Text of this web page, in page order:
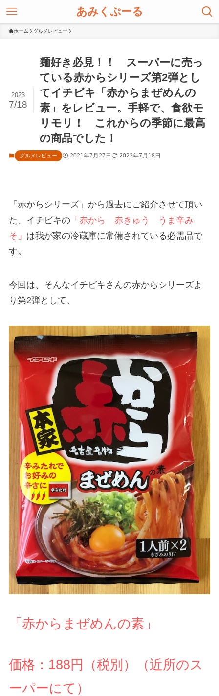
あみくぷーる
ホーム グルメレビュー
麺好き必見！！ スーパーに売っ
ている赤からシリーズ第2弾とし
てイチビキ「赤からまぜめんの
素」をレビュー。手軽で、食欲モ
リモリ！ これからの季節に最高
の商品でした！
2023
7/18
グルメレビュー 2021年7月27日 2023年7月18日
「赤からシリーズ」から過去にご紹介させて頂い
た、イチビキの「赤から 赤きゅう うま辛み
そ」 は我が家の冷蔵庫に常備されている必需品で
す。
今回は、そんなイチビキさんの赤からシリーズよ
り第2弾として、
「赤からまぜめんの素」
価格：188円（税別）（近所のス
ーパーにて）